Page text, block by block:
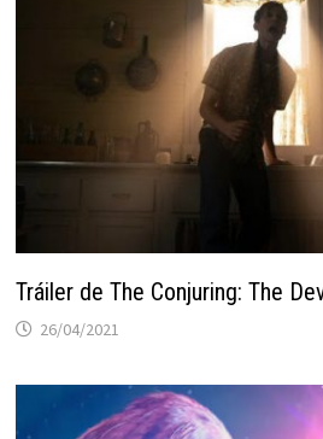
Tráiler de The Conjuring: The
26/04/2021